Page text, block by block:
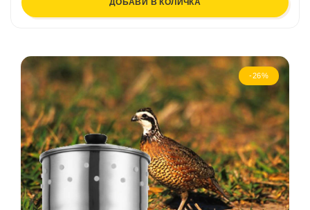
ДОБАВИ В КОЛИЧКА
-26%